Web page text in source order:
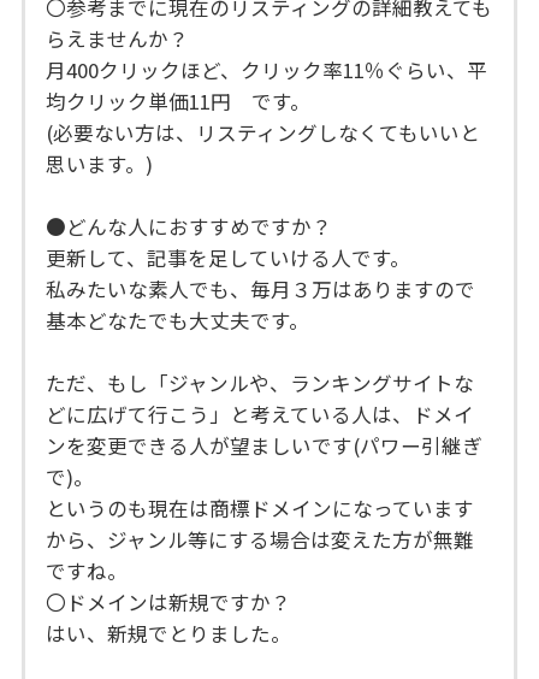
〇参考までに現在のリスティングの詳細教えても
らえませんか？
月400クリックほど、クリック率11％ぐらい、平
均クリック単価11円 です。
(必要ない方は、リスティングしなくてもいいと
思います。)
●どんな人におすすめですか？
更新して、記事を足していける人です。
私みたいな素人でも、毎月３万はありますので
基本どなたでも大丈夫です。
ただ、もし「ジャンルや、ランキングサイトな
どに広げて行こう」と考えている人は、ドメイ
ンを変更できる人が望ましいです(パワー引継ぎ
で)。
というのも現在は商標ドメインになっています
から、ジャンル等にする場合は変えた方が無難
ですね。
〇ドメインは新規ですか？
はい、新規でとりました。